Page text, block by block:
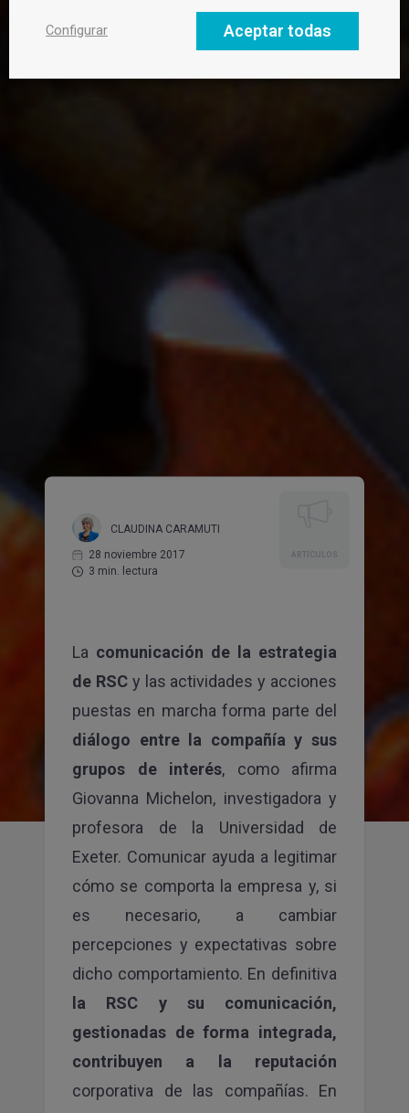
CLAUDINA CARAMUTI
28 noviembre 2017
3 min. lectura
ARTÍCULOS
La comunicación de la estrategia
de RSCy las actividades y acciones
puestas en marcha forma parte del
diálogo entre la compañía y sus
grupos de interés, como afirma
Giovanna Michelon, investigadora y
profesora de la Universidad de
Exeter. Comunicar ayuda a legitimar
cómo se comporta la empresa y, si
es necesario, a cambiar
percepciones y expectativas sobre
dicho comportamiento. En definitiva
la RSC y su comunicación,
gestionadas de forma integrada,
contribuyen a la reputación
corporativa de las compañías. En
Configurar Aceptar todas
hacia un futuro sostenible.
Gran Empresa (más de 250 empleados)
¿Aceptas recibir comunicaciones comerciales de
No
Consentimientos
He leído y acepto la